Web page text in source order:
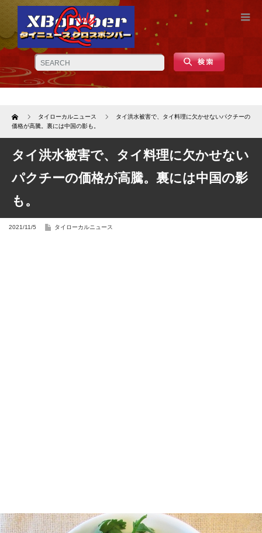
Home タイローカルニュース
タイ洪水被害で、タイ料理に欠かせないパクチーの
価格が高騰。裏には中国の影も。
タイ洪水被害で、タイ料理に欠かせない
パクチーの価格が高騰。裏には中国の影
も。
2021/11/5 タイローカルニュース